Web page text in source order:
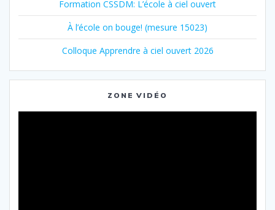
Formation CSSDM: L’école à ciel ouvert
À l’école on bouge! (mesure 15023)
Colloque Apprendre à ciel ouvert 2026
ZONE VIDÉO